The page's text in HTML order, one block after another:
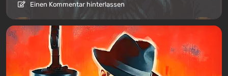
Einen Kommentar hinterlassen